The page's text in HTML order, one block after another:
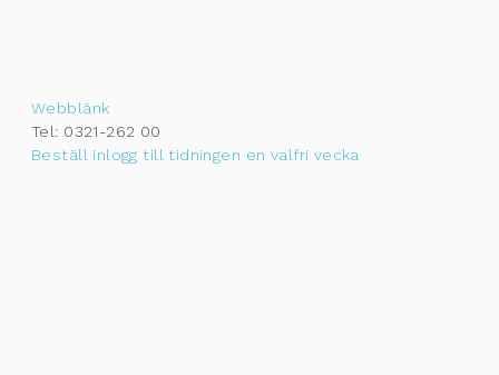
Webblänk
Tel: 0321-262 00
Beställ inlogg till tidningen en valfri vecka